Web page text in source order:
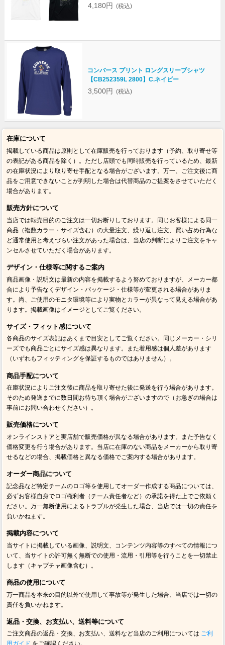
4,180円 (税込)
コンバース プリント ロングスリーブシャツ
【CB252359L 2800】C.ネイビー
3,500円 (税込)
在庫について
掲載している商品は原則として在庫販売を行っております（予約、取り寄せ等
の表記がある商品を除く）。ただし店頭でも同時販売を行っているため、最新
の在庫状況により取り寄せ手配となる場合がございます。万一、ご注文後に商
品をご用意できないことが判明した場合は代替商品のご提案をさせていただく
場合があります。
販売方針について
当店では転売目的のご注文は一切お断りしております。同じお客様による同一
商品（複数カラー・サイズ含む）の大量注文、繰り返し注文、買い占め行為な
ど通常使用と考えづらい注文があった場合は、当店の判断によりご注文をキャ
ンセルさせていただく場合があります。
デザイン・仕様等に関するご案内
商品画像・説明文は最新の内容を掲載するよう努めておりますが、メーカー都
合により予告なくデザイン・パッケージ・仕様等が変更される場合がありま
す。尚、ご使用のモニタ環境等により実物とカラーが異なって見える場合があ
ります。掲載画像はイメージとしてご覧ください。
サイズ・フィット感について
各商品のサイズ表記はあくまで目安としてご覧ください。同じメーカー・シリ
ーズでも商品ごとにサイズ感は異なります。また着用感は個人差があります
（いずれもフィッティングを保証するものではありません）。
商品手配について
在庫状況によりご注文後に商品を取り寄せた後に発送を行う場合があります。
そのため発送までに数日間お待ち頂く場合がございますので（お急ぎの場合は
事前にお問い合わせください）。
販売価格について
オンラインストアと実店舗で販売価格が異なる場合があります。また予告なく
価格変更を行う場合があります。当店に在庫のない商品をメーカーから取り寄
せるなどの場合、掲載価格と異なる価格でご案内する場合があります。
オーダー商品について
記念品など特定チームのロゴ等を使用してオーダー作成する商品については、
必ずお客様自身でロゴ権利者（チーム責任者など）の承諾を得た上でご依頼く
ださい。万一無断使用によるトラブルが発生した場合、当店では一切の責任を
負いかねます。
掲載内容について
当サイトに掲載している画像、説明文、コンテンツ内容等のすべての情報につ
いて、当サイトの許可無く無断での使用・流用・引用等を行うことを一切禁止
します（キャプチャ画像含む）。
商品の使用について
万一商品を本来の目的以外で使用して事故等が発生した場合、当店では一切の
責任を負いかねます。
返品・交換、お支払い、送料等について
ご注文商品の返品・交換、お支払い、送料など当店のご利用については ご利